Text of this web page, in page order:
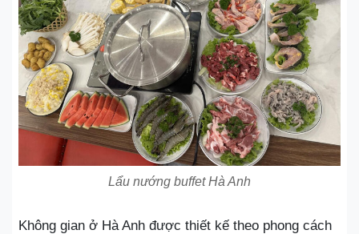
Lẩu nướng buffet Hà Anh
Không gian ở Hà Anh được thiết kế theo phong cách